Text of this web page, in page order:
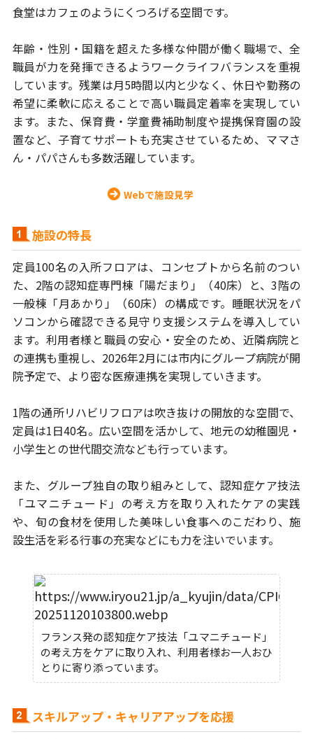
食堂はカフェのようにくつろげる空間です。
年齢・性別・国籍を超えた多様な仲間が働く職場で、全
職員が力を発揮できるようワークライフバランスを重視
しています。残業は月5時間以内と少なく、休日や勤務の
希望に柔軟に応えることで高い職員定着率を実現してい
ます。また、保育費・学童費補助制度や提携保育園の設
置など、子育てサポートも充実させているため、ママさ
ん・パパさんも多数活躍しています。
Webで施設見学
施設の特長
定員100名の入所フロアは、コンセプトから名前のつい
た、2階の認知症専門棟「陽だまり」（40床）と、3階の
一般棟「月あかり」（60床）の構成です。 睡眠状況をパ
ソコンから確認できる見守り支援システムを導入してい
ます。 利用者様と職員の安心・安全のため、近隣病院と
の連携も重視し、2026年2月には市内にグループ病院が開
院予定で、より密な医療連携を実現していきます。
1階の通所リハビリフロアは吹き抜けの開放的な空間で、
定員は1日40名。 広い空間を活かして、地元の幼稚園児・
小学生との世代間交流なども行っています。
また、グループ独自の取り組みとして、認知症ケア技法
「ユマニチュード」の考え方を取り入れたケアの実践
や、旬の食材を使用した美味しい食事へのこだわり、施
設生活を彩る行事の充実などにも力を注いでいます。
フランス発の認知症ケア技法「ユマニチュード」
の考え方をケアに取り入れ、利用者様お一人おひ
とりに寄り添っています。
スキルアップ・キャリアアップを応援